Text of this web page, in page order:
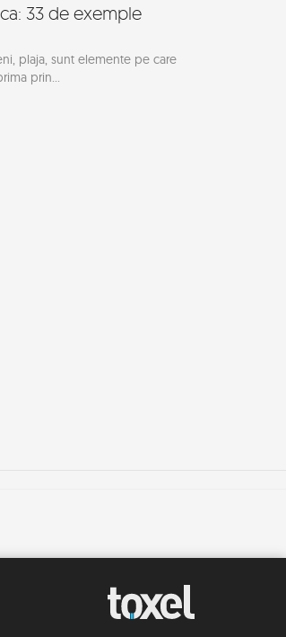
33 de exemple
plaja, sunt elemente pe care
prin...